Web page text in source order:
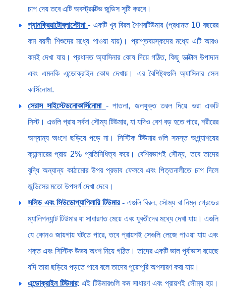
চাপ দেয় তবে এটি অবস্ট্রাক্টিভ জন্ডিস সৃষ্টি করবে।
প্যানক্রিয়াটোব্লাস্টোমা - একটি খুব বিরল শৈশবটিউমার (প্রধানত 10 বছরের
কম বয়সী শিশুদের মধ্যে পাওয়া যায়)। প্রাপ্তবয়স্কদের মধ্যে এটি আরও
কমই দেখা যায়। প্রধানত অ্যাসিনার কোষ দিয়ে গঠিত, কিছু ডাক্টাল উপাদান
এবং এমনকি এন্ডোক্রাইন কোষ দেখায়। এর বৈশিষ্ট্যগুলি অ্যাসিনার সেল
কার্সিনোমা.
সেরাস সাইস্টেডনোকার্সিনোমা - পাতলা, জলযুক্ত তরল দিয়ে ভরা একটি
সিস্ট। এগুলি প্রায় সর্বদা সৌম্য টিউমার, যা যদিও বেশ বড় হতে পারে, শরীরের
অন্যান্য অংশে ছড়িয়ে পড়ে না। সিস্টিক টিউমার গুলি সমস্ত অগ্ন্যাশয়ের
ক্যান্সারের প্রায় 2% প্রতিনিধিত্ব করে। বেশিরভাগই সৌম্য, তবে তাদের
বৃদ্ধি অন্যান্য কাঠামোর উপর প্রভাব ফেলবে এবং পিত্তনালীতে চাপ দিলে
জন্ডিসের মতো উপসর্গ দেখা দেবে।
সলিড এবং সিউডোপ্যাপিলারিটিউমার-এগুলি বিরল, সৌম্য বা নিম্ন গ্রেডের
ম্যালিগন্যান্ট টিউমার যা সাধারণত মেয়ে এবং যুবতীদের মধ্যে দেখা যায়। এগুলি
যে কোনও জায়গায় ঘটতে পারে, তবে প্রায়শই সেগুলি লেজে পাওয়া যায় এবং
শক্ত এবং সিস্টিক উভয় অংশ নিয়ে গঠিত। তাদের একটি ভাল পূর্বাভাস রয়েছে
যদি তারা ছড়িয়ে পড়তে পারে বলে তাদের পুরোপুরি অপসারণ করা যায়।
এন্ডোক্রাইন টিউমার: এই টিউমারগুলি কম সাধারণ এবং প্রায়শই সৌম্য হয়।